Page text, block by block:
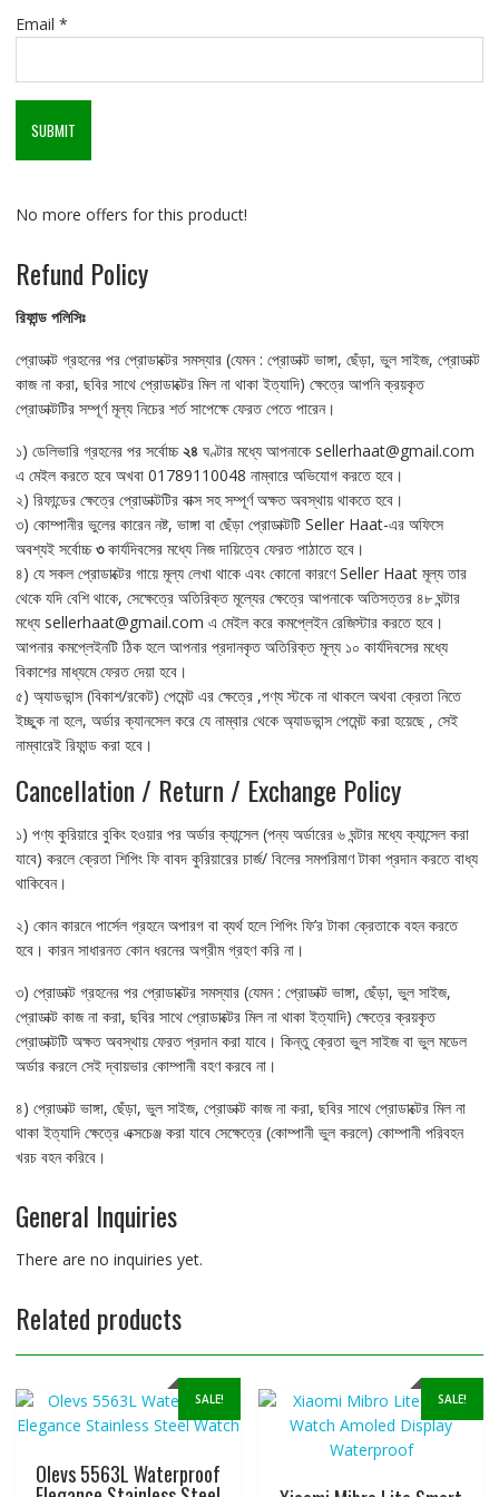
Email *
No more offers for this product!
Refund Policy
রিফান্ড পলিসিঃ
প্রোডাক্ট গ্রহনের পর প্রোডাক্টের সমস্যার (যেমন : প্রোডাক্ট ভাঙ্গা, ছেঁড়া, ভুল সাইজ, প্রোডাক্ট
কাজ না করা, ছবির সাথে প্রোডাক্টের মিল না থাকা ইত্যাদি) ক্ষেত্রে আপনি ক্রয়কৃত
প্রোডাক্টটির সম্পূর্ণ মূল্য নিচের শর্ত সাপেক্ষে ফেরত পেতে পারেন।
১) ডেলিভারি গ্রহনের পর সর্বোচ্চ২৪ ঘণ্টার মধ্যে আপনাকে sellerhaat@gmail.com
এ মেইল করতে হবে অখবা 01789110048 নাম্বারে অভিযোগ করতে হবে।
২) রিফান্ডের ক্ষেত্রে প্রোডাক্টটির বাক্স সহ সম্পূর্ণ অক্ষত অবস্থায় থাকতে হবে।
৩) কোম্পানীর ভুলের কারেন নষ্ট, ভাঙ্গা বা ছেঁড়া প্রোডাক্টটি Seller Haat-এর অফিসে
অবশ্যই সর্বোচ্চ৩কার্যদিবসের মধ্যে নিজ দায়িত্বে ফেরত পাঠাতে হবে।
৪) যে সকল প্রোডাক্টের গায়ে মূল্য লেখা থাকে এবং কোনো কারণে Seller Haat মূল্য তার
থেকে যদি বেশি থাকে, সেক্ষেত্রে অতিরিক্ত মূল্যের ক্ষেত্রে আপনাকে অতিসত্তর ৪৮ ঘন্টার
মধ্যে sellerhaat@gmail.com এ মেইল করে কমপ্লেইন রেজিস্টার করতে হবে।
আপনার কমপ্লেইনটি ঠিক হলে আপনার প্রদানকৃত অতিরিক্ত মূল্য ১০ কার্যদিবসের মধ্যে
বিকাশের মাধ্যমে ফেরত দেয়া হবে।
৫) অ্যাডভান্স (বিকাশ/রকেট) পেমেন্ট এর ক্ষেত্রে ,পণ্য স্টকে না থাকলে অথবা ক্রেতা নিতে
ইচ্ছুক না হলে, অর্ডার ক্যানসেল করে যে নাম্বার থেকে অ্যাডভান্স পেমেন্ট করা হয়েছে , সেই
নাম্বারেই রিফান্ড করা হবে।
Cancellation / Return / Exchange Policy
১) পণ্য কুরিয়ারে বুকিং হওয়ার পর অর্ডার ক্যান্সেল (পন্য অর্ডারের ৬ ঘন্টার মধ্যে ক্যান্সেল করা
যাবে) করলে ক্রেতা শিপিং ফি বাবদ কুরিয়ারের চার্জ/ বিলের সমপরিমাণ টাকা প্রদান করতে বাধ্য
থাকিবেন।
২) কোন কারনে পার্সেল গ্রহনে অপারগ বা ব্যর্থ হলে শিপিং ফি’র টাকা ক্রেতাকে বহন করতে
হবে। কারন সাধারনত কোন ধরনের অগ্রীম গ্রহণ করি না।
৩) প্রোডাক্ট গ্রহনের পর প্রোডাক্টের সমস্যার (যেমন : প্রোডাক্ট ভাঙ্গা, ছেঁড়া, ভুল সাইজ,
প্রোডাক্ট কাজ না করা, ছবির সাথে প্রোডাক্টের মিল না থাকা ইত্যাদি) ক্ষেত্রে ক্রয়কৃত
প্রোডাক্টটি অক্ষত অবস্থায় ফেরত প্রদান করা যাবে। কিন্তু ক্রেতা ভুল সাইজ বা ভুল মডেল
অর্ডার করলে সেই দ্বায়ভার কোম্পানী বহণ করবে না।
৪) প্রোডাক্ট ভাঙ্গা, ছেঁড়া, ভুল সাইজ, প্রোডাক্ট কাজ না করা, ছবির সাথে প্রোডাক্টের মিল না
থাকা ইত্যাদি ক্ষেত্রে এক্সচেঞ্জ করা যাবে সেক্ষেত্রে (কোম্পানী ভুল করলে) কোম্পানী পরিবহন
খরচ বহন করিবে।
General Inquiries
There are no inquiries yet.
Related products
SALE!
Olevs 5563L Waterproof
SALE!